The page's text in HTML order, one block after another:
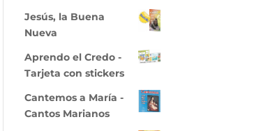
Jesús, la Buena
Nueva
Aprendo el Credo -
Tarjeta con stickers
Cantemos a María -
Cantos Marianos